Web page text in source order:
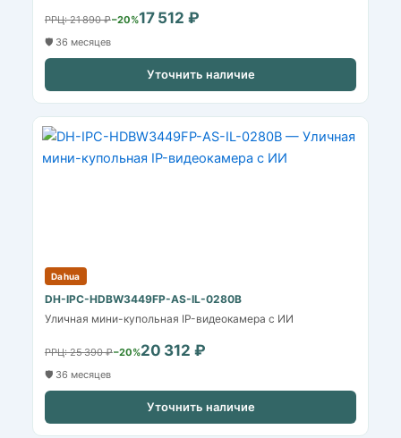
РРЦ: 21 890 ₽−20%17 512 ₽
🛡️ 36 месяцев
Уточнить наличие
Dahua
DH-IPC-HDBW3449FP-AS-IL-0280B
Уличная мини-купольная IP-видеокамера с ИИ
РРЦ: 25 390 ₽−20%20 312 ₽
🛡️ 36 месяцев
Уточнить наличие